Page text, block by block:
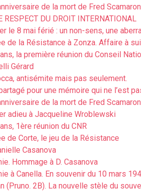
de la mort de Fred
RESPECT DU DROIT INTERNATIONAL
le 8 mai férié : un non-sens, une
de la Résistance à Zonza. Affaire à
la première réunion du Conseil
Gérard
antisémite mais pas seulement.
pour une mémoire qui ne l’est
de la mort de Fred
adieu à Jacqueline Wroblewski
1ère réunion du CNR
de Corte, le jeu de la Résistance
Casanova
Hommage à D. Casanova
à Canella. En souvenir du 10 mars
(Pruno. 2B). La nouvelle stèle du